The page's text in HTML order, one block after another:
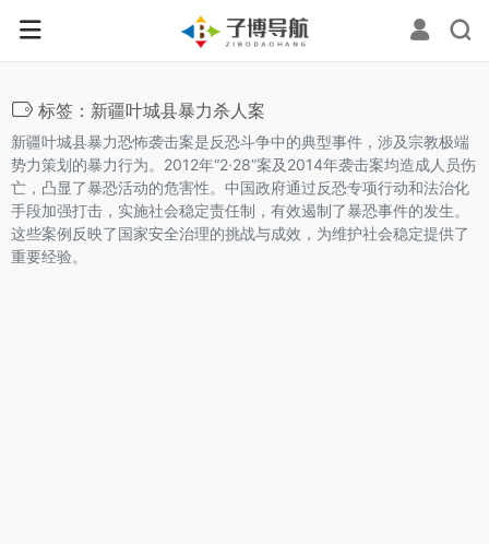
标签：新疆叶城县暴力杀人案
新疆叶城县暴力恐怖袭击案是反恐斗争中的典型事件，涉及宗教极端
势力策划的暴力行为。2012年“2·28”案及2014年袭击案均造成人员伤
亡，凸显了暴恐活动的危害性。中国政府通过反恐专项行动和法治化
手段加强打击，实施社会稳定责任制，有效遏制了暴恐事件的发生。
这些案例反映了国家安全治理的挑战与成效，为维护社会稳定提供了
重要经验。